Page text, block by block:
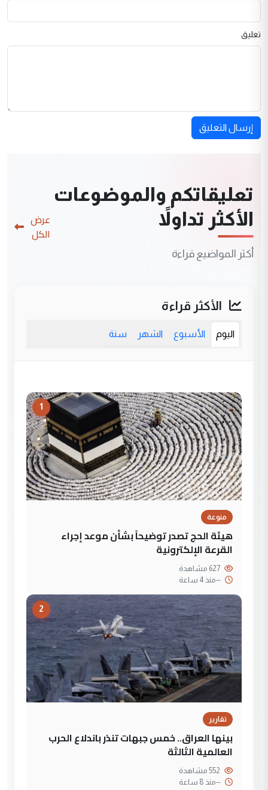
تعليق
إرسال التعليق
تعليقاتكم والموضوعات
الأكثر تداولاً
أكثر المواضيع قراءة
عرض
الكل
الأكثر قراءة
اليوم الأسبوع الشهر سنة
1
منوعة
هيئة الحج تصدر توضيحاً بشأن موعد إجراء
القرعة الإلكترونية
--منذ 4 ساعة
2
تقارير
بينها العراق.. خمس جبهات تنذر باندلاع الحرب
العالمية الثالثة
--منذ 8 ساعة